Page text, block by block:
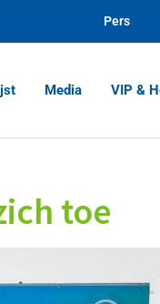
Pers
Media VIP &
toe